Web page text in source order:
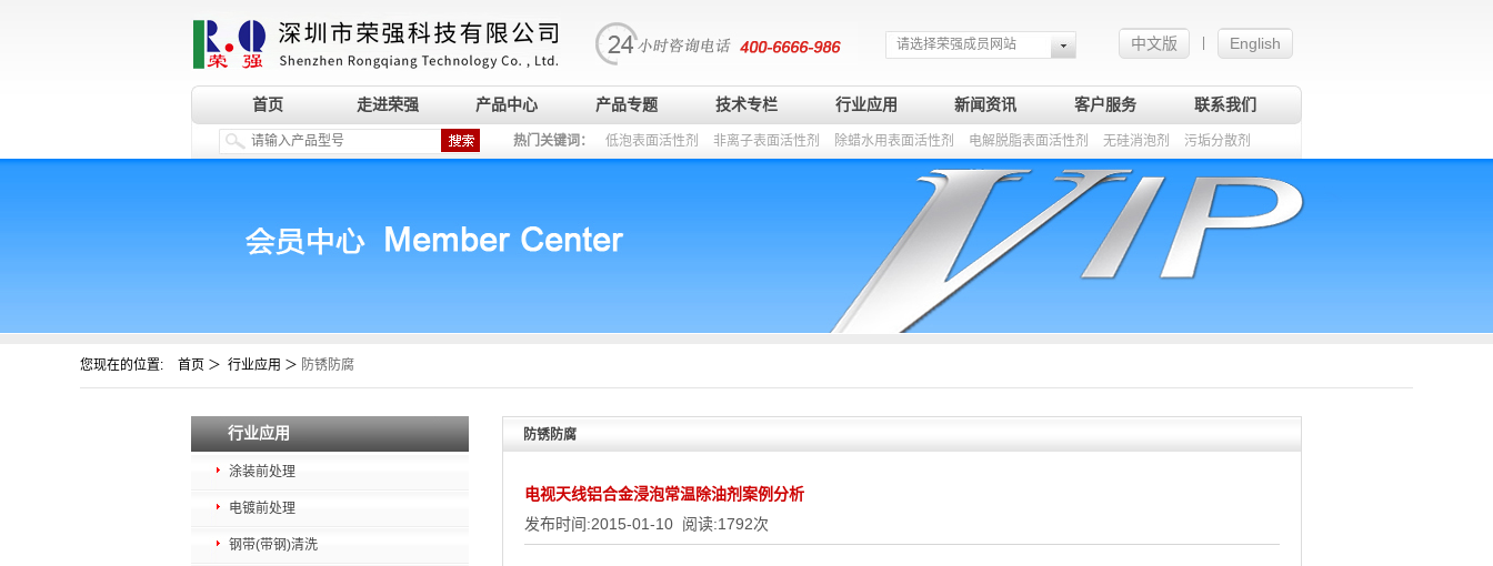
中文版 English
请选择荣强成员网站
首页 走进荣强 产品中心 产品专题 技术专栏 行业应用 新闻资讯 客户服务 联系我们
热门关键词： 低泡表面活性剂 非离子表面活性剂 除蜡水用表面活性剂 电解脱脂表面活性剂 无硅消泡剂 污垢分散剂
您现在的位置: 首页 ＞ 行业应用 ＞ 防锈防腐
行业应用
涂装前处理
电镀前处理
钢带(带钢)清洗
防锈防腐
电视天线铝合金浸泡常温除油剂案例分析
发布时间:2015-01-10 阅读:1792次